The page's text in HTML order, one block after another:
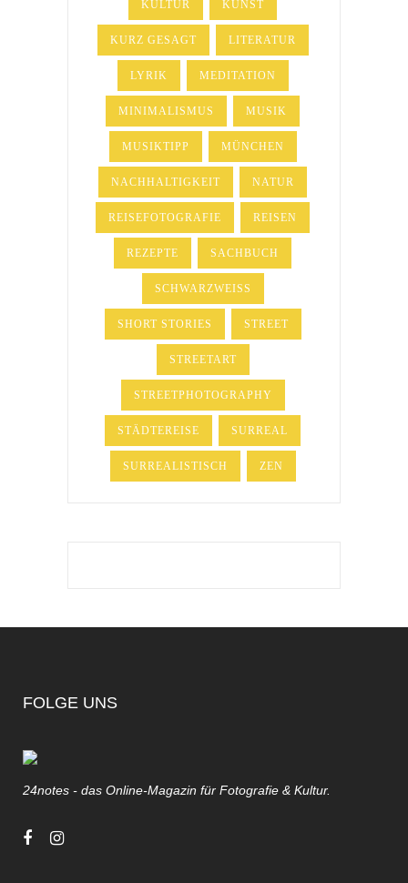
KULTUR KUNST
KURZ GESAGT LITERATUR
LYRIK MEDITATION
MINIMALISMUS MUSIK
MUSIKTIPP MÜNCHEN
NACHHALTIGKEIT NATUR
REISEFOTOGRAFIE REISEN
REZEPTE SACHBUCH
SCHWARZWEISS
SHORT STORIES STREET
STREETART
STREETPHOTOGRAPHY
STÄDTEREISE SURREAL
SURREALISTISCH ZEN
FOLGE UNS
24notes - das Online-Magazin für Fotografie & Kultur.